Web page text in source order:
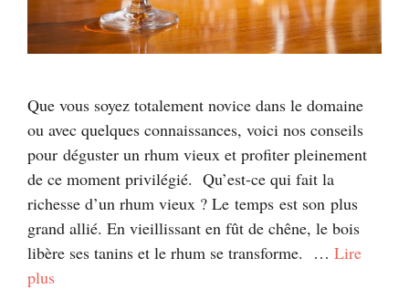
Que vous soyez totalement novice dans le domaine
ou avec quelques connaissances, voici nos conseils
pour déguster un rhum vieux et profiter pleinement
de ce moment privilégié. Qu’est-ce qui fait la
richesse d’un rhum vieux ? Le temps est son plus
grand allié. En vieillissant en fût de chêne, le bois
libère ses tanins et le rhum se transforme. … Lire
plus